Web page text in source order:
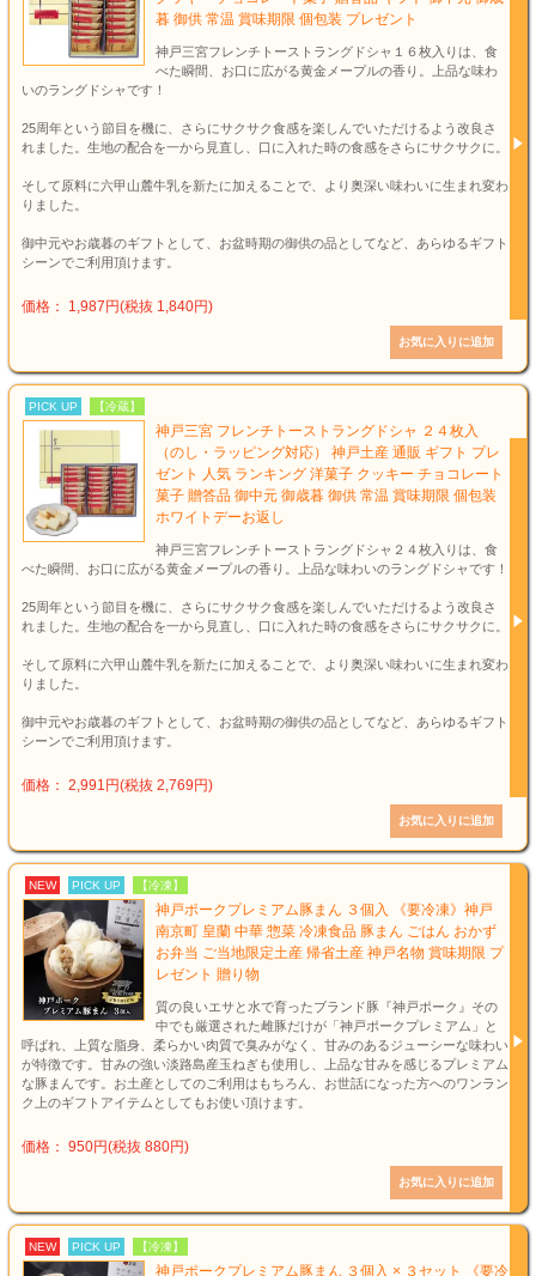
暮 御供 常温 賞味期限 個包装 プレゼント
神戸三宮フレンチトーストラングドシャ１６枚入りは、食
べた瞬間、お口に広がる黄金メープルの香り。上品な味わ
いのラングドシャです！
25周年という節目を機に、さらにサクサク食感を楽しんでいただけるよう改良さ
れました。生地の配合を一から見直し、口に入れた時の食感をさらにサクサクに。
そして原料に六甲山麓牛乳を新たに加えることで、より奥深い味わいに生まれ変わ
りました。
御中元やお歳暮のギフトとして、お盆時期の御供の品としてなど、あらゆるギフト
シーンでご利用頂けます。
価格： 1,987円(税抜 1,840円)
PICK UP 【冷蔵】
神戸三宮 フレンチトーストラングドシャ ２４枚入
（のし・ラッピング対応） 神戸土産 通販 ギフト プレ
ゼント 人気 ランキング 洋菓子 クッキー チョコレート
菓子 贈答品 御中元 御歳暮 御供 常温 賞味期限 個包装
ホワイトデーお返し
神戸三宮フレンチトーストラングドシャ２４枚入りは、食
べた瞬間、お口に広がる黄金メープルの香り。上品な味わいのラングドシャです！
25周年という節目を機に、さらにサクサク食感を楽しんでいただけるよう改良さ
れました。生地の配合を一から見直し、口に入れた時の食感をさらにサクサクに。
そして原料に六甲山麓牛乳を新たに加えることで、より奥深い味わいに生まれ変わ
りました。
御中元やお歳暮のギフトとして、お盆時期の御供の品としてなど、あらゆるギフト
シーンでご利用頂けます。
価格： 2,991円(税抜 2,769円)
NEW PICK UP 【冷凍】
神戸ポークプレミアム豚まん ３個入 《要冷凍》神戸
南京町 皇蘭 中華 惣菜 冷凍食品 豚まん ごはん おかず
お弁当 ご当地限定土産 帰省土産 神戸名物 賞味期限 プ
レゼント 贈り物
質の良いエサと水で育ったブランド豚『神戸ポーク』その
中でも厳選された雌豚だけが「神戸ポークプレミアム」と
呼ばれ、上質な脂身、柔らかい肉質で臭みがなく、甘みのあるジューシーな味わい
が特徴です。甘みの強い淡路島産玉ねぎも使用し、上品な甘みを感じるプレミアム
な豚まんです。お土産としてのご利用はもちろん、お世話になった方へのワンラン
ク上のギフトアイテムとしてもお使い頂けます。
価格： 950円(税抜 880円)
NEW PICK UP 【冷凍】
神戸ポークプレミアム豚まん ３個入 × ３セット 《要冷